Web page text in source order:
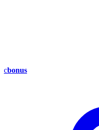
cbonus